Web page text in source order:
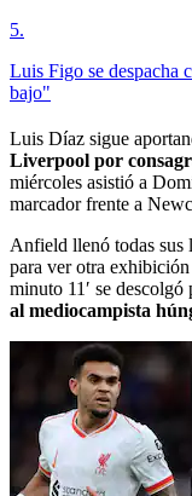
5.
Luis Figo se despacha
bajo"
Luis Díaz sigue
Liverpool por
miércoles asistió a
marcador frente a
Anfield llenó todas sus
para ver otra
minuto 11′ se
al mediocampista